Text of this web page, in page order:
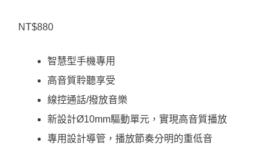
NT$880
智慧型手機專用
高音質聆聽享受
線控通話/撥放音樂
新設計Ø10mm驅動單元，實現高音質播放
專用設計導管，播放節奏分明的重低音